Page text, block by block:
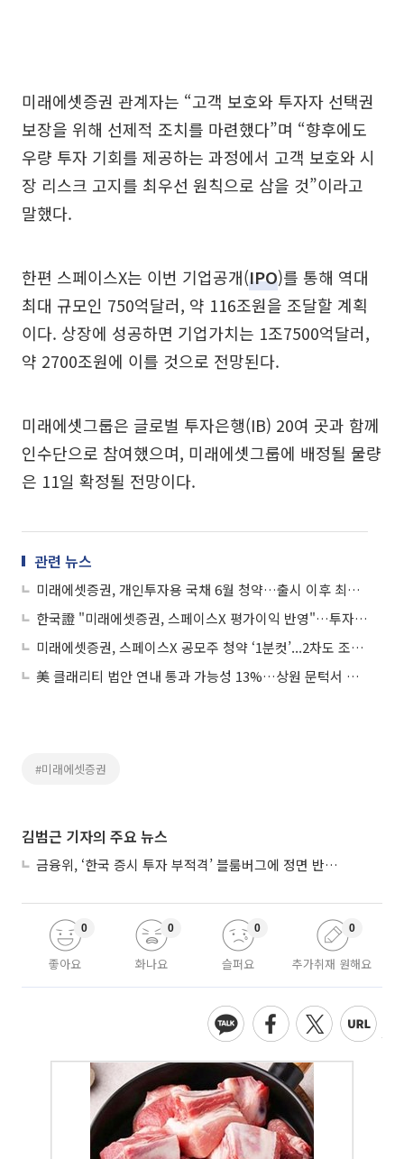
미래에셋증권 관계자는 “고객 보호와 투자자 선택권
보장을 위해 선제적 조치를 마련했다”며 “향후에도
우량 투자 기회를 제공하는 과정에서 고객 보호와 시
장 리스크 고지를 최우선 원칙으로 삼을 것”이라고
말했다.
한편 스페이스X는 이번 기업공개(IPO)를 통해 역대
최대 규모인 750억달러, 약 116조원을 조달할 계획
이다. 상장에 성공하면 기업가치는 1조7500억달러,
약 2700조원에 이를 것으로 전망된다.
미래에셋그룹은 글로벌 투자은행(IB) 20여 곳과 함께
인수단으로 참여했으며, 미래에셋그룹에 배정될 물량
은 11일 확정될 전망이다.
관련 뉴스
미래에셋증권, 개인투자용 국채 6월 청약…출시 이후 최고 금리
한국證 "미래에셋증권, 스페이스X 평가이익 반영"…투자의견은 중립
미래에셋증권, 스페이스X 공모주 청약 ‘1분컷’...2차도 조기 완판
美 클래리티 법안 연내 통과 가능성 13%…상원 문턱서 제동
#미래에셋증권
김범근 기자의 주요 뉴스
금융위, ‘한국 증시 투자 부적격’ 블룸버그에 정면 반박…“근거 불분명”
좋아요
0
화나요
0
슬퍼요
0
추가취재 원해요
0